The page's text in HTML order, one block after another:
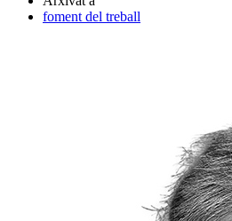
foment del treball